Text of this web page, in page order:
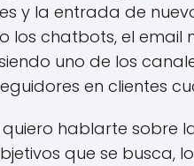
y la entrada de
los chatbots, el
uno de los
en clientes
hablarte sobre
que se busca,